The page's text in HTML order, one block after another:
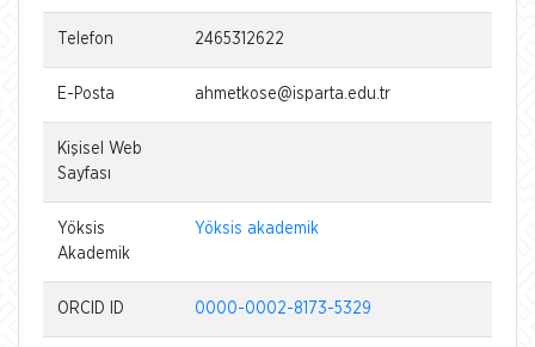
Telefon 2465312622
E-Posta ahmetkose@isparta.edu.tr
Kişisel Web
Sayfası
Yöksis
Akademik
Yöksis akademik
ORCID ID 0000-0002-8173-5329